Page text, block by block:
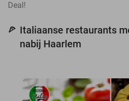
Deal!
🍕 Italiaanse restaurants
nabij Haarlem